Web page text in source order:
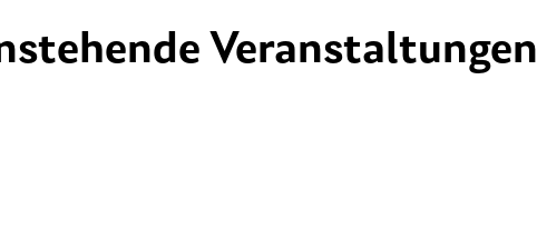
Veranstaltungen